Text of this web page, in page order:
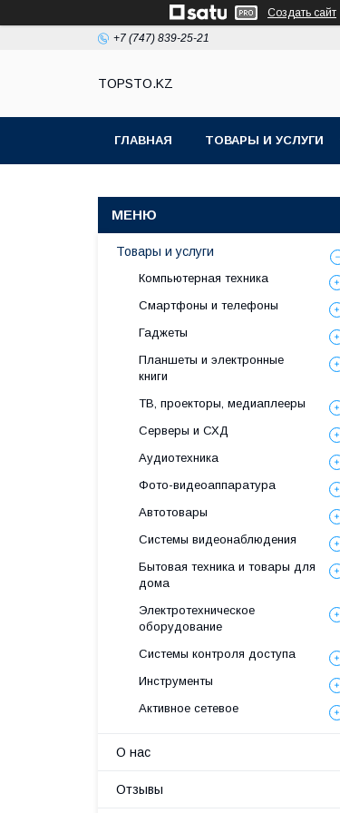
Создать сайт
+7 (747) 839-25-21
TOPSTO.KZ
ГЛАВНАЯ ТОВАРЫ И УСЛУГИ
Товары и услуги
Компьютерная техника
Смартфоны и телефоны
Гаджеты
Планшеты и электронные
книги
ТВ, проекторы, медиаплееры
Серверы и СХД
Аудиотехника
Фото-видеоаппаратура
Автотовары
Системы видеонаблюдения
Бытовая техника и товары для
дома
Электротехническое
оборудование
Системы контроля доступа
Инструменты
Активное сетевое
О нас
Отзывы